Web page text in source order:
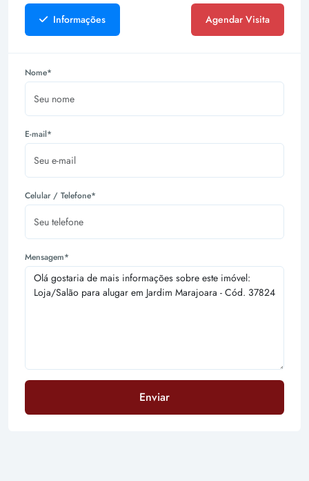
Informações Agendar Visita
Nome*
E-mail*
Celular / Telefone*
Mensagem*
Enviar